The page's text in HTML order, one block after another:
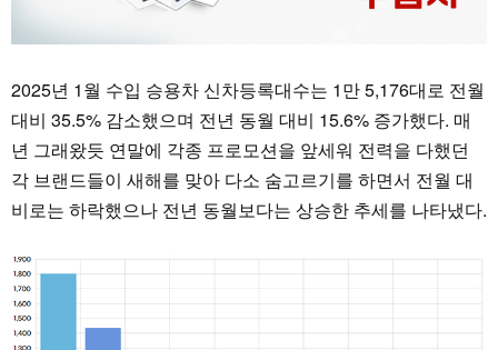
2025년 1월 수입 승용차 신차등록대수는 1만 5,176대로 전월
대비 35.5% 감소했으며 전년 동월 대비 15.6% 증가했다. 매
년 그래왔듯 연말에 각종 프로모션을 앞세워 전력을 다했던
각 브랜드들이 새해를 맞아 다소 숨고르기를 하면서 전월 대
비로는 하락했으나 전년 동월보다는 상승한 추세를 나타냈다.